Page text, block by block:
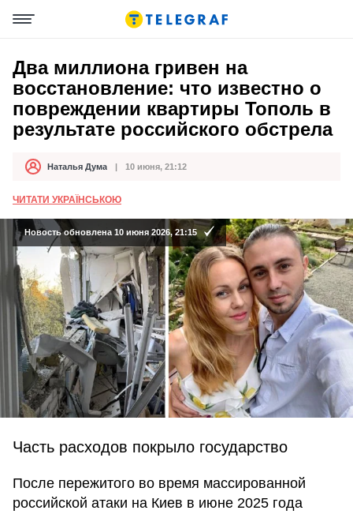
Два миллиона гривен на
восстановление: что известно о
повреждении квартиры Тополь в
результате российского обстрела
АвторНаталья Дума
Дата публикации 10 июня, 21:12
ЧИТАТИ УКРАЇНСЬКОЮ
Новость обновлена 10 июня 2026, 21:15
Часть расходов покрыло государство
После пережитого во время массированной
российской атаки на Киев в июне 2025 года